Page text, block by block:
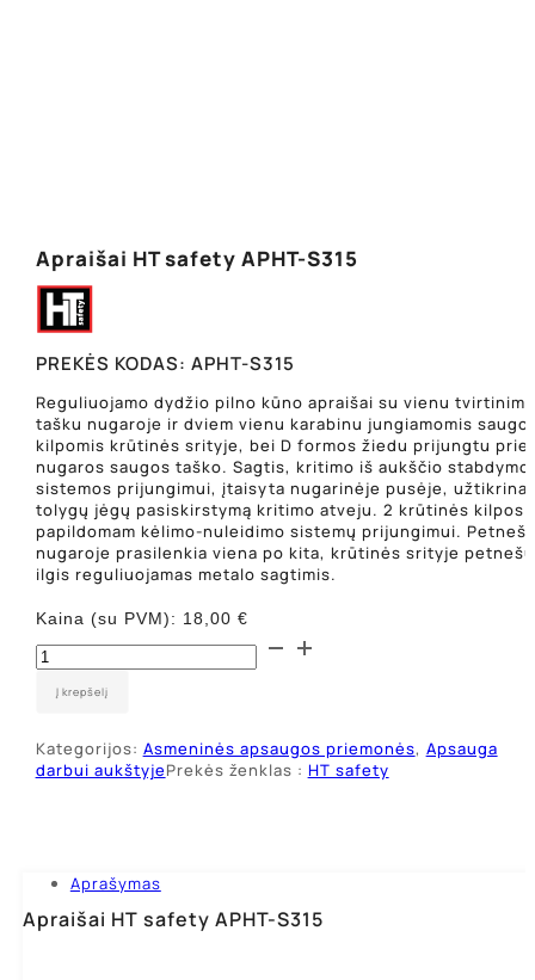
Apraišai HT safety APHT-S315
PREKĖS KODAS: APHT-S315
Reguliuojamo dydžio pilno kūno apraišai su vienu tvirtinimo
tašku nugaroje ir dviem vienu karabinu jungiamomis
kilpomis krūtinės srityje, bei D formos žiedu prijungtu prie
nugaros saugos taško. Sagtis, kritimo iš aukščio stabdymo
sistemos prijungimui, įtaisyta nugarinėje pusėje, užtikrina
tolygų jėgų pasiskirstymą kritimo atveju. 2 krūtinės kilpos
papildomam kėlimo-nuleidimo sistemų prijungimui.
nugaroje prasilenkia viena po kita, krūtinės srityje petnešų
ilgis reguliuojamas metalo sagtimis.
Kaina (su PVM): 18,00 €
produkto
kiekis:
Apraišai
APHT-
S315
Į krepšelį
Kategorijos: Asmeninės apsaugos priemonės, Apsauga
darbui aukštyjePrekės ženklas : HT safety
Aprašymas
Apraišai HT safety APHT-S315